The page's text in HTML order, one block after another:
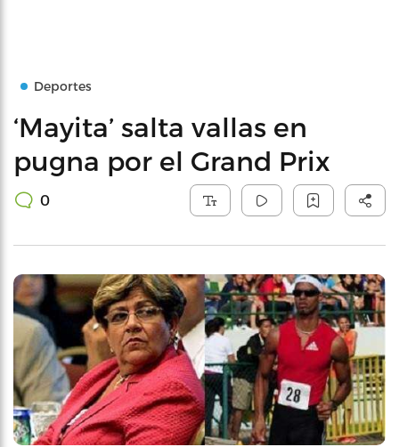
Deportes
‘Mayita’ salta vallas en
pugna por el Grand Prix
0